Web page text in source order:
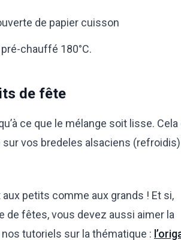
de papier cuisson
chauffé 180°C.
de fête
ce que le mélange soit lisse. Cela
vos bredeles alsaciens (refroidis)
petits comme aux grands ! Et si,
de fêtes, vous devez aussi aimer la
tutoriels sur la thématique :